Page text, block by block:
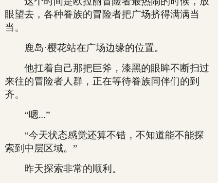
眼望去，各种眷族的冒险者把广场挤得满满当
当。
鹿岛·樱花站在广场边缘的位置。
他扛着自己那把巨斧，漆黑的眼眸不断扫过
来往的冒险者人群，正在等待眷族同伴们的到
齐。
“嗯...”
“今天状态感觉还算不错，不知道能不能探
索到中层区域。”
昨天探索非常的顺利。